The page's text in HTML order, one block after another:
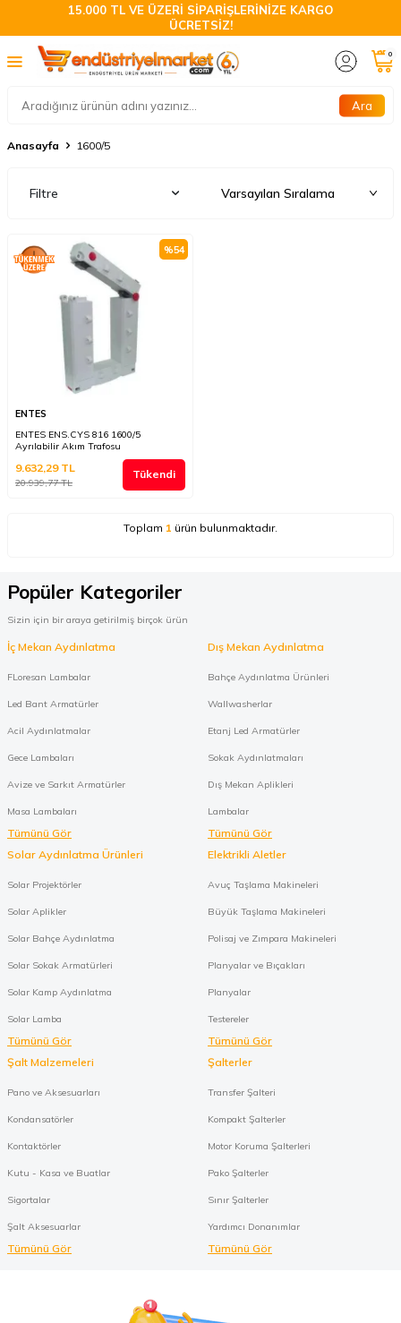
15.000 TL VE ÜZERİ SİPARİŞLERİNİZE KARGO
ÜCRETSİZ!
Ara
0
Anasayfa 1600/5
Filtre
%54
ENTES
ENTES ENS.CYS 816 1600/5
Ayrılabilir Akım Trafosu
20.939,77TL
9.632,29TL Tükendi
Toplam 1 ürün bulunmaktadır.
Popüler Kategoriler
Sizin için bir araya getirilmiş birçok ürün
İç Mekan Aydınlatma
FLoresan Lambalar
Led Bant Armatürler
Acil Aydınlatmalar
Gece Lambaları
Avize ve Sarkıt Armatürler
Masa Lambaları
Tümünü Gör
Dış Mekan Aydınlatma
Bahçe Aydınlatma Ürünleri
Wallwasherlar
Etanj Led Armatürler
Sokak Aydınlatmaları
Dış Mekan Aplikleri
Lambalar
Tümünü Gör
Solar Aydınlatma Ürünleri
Solar Projektörler
Solar Aplikler
Solar Bahçe Aydınlatma
Solar Sokak Armatürleri
Solar Kamp Aydınlatma
Solar Lamba
Tümünü Gör
Elektrikli Aletler
Avuç Taşlama Makineleri
Büyük Taşlama Makineleri
Polisaj ve Zımpara Makineleri
Planyalar ve Bıçakları
Planyalar
Testereler
Tümünü Gör
Şalt Malzemeleri
Pano ve Aksesuarları
Kondansatörler
Kontaktörler
Kutu - Kasa ve Buatlar
Sigortalar
Şalt Aksesuarlar
Tümünü Gör
Şalterler
Transfer Şalteri
Kompakt Şalterler
Motor Koruma Şalterleri
Pako Şalterler
Sınır Şalterler
Yardımcı Donanımlar
Tümünü Gör